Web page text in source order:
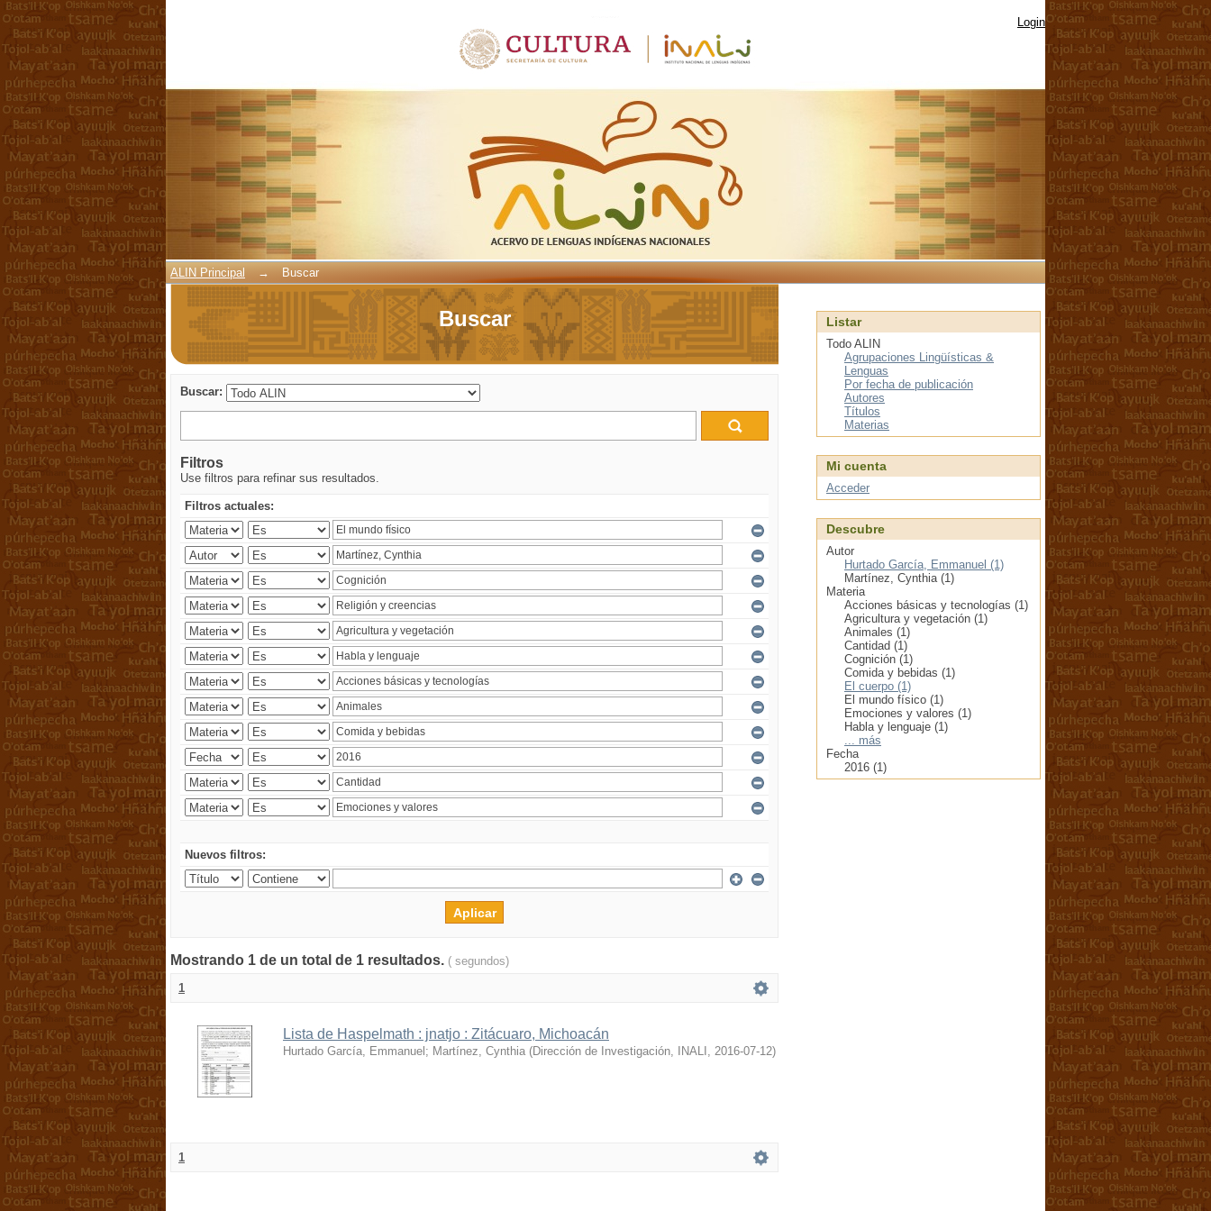
Login
ALIN Principal → Buscar
Buscar
Buscar:
Filtros
Use filtros para refinar sus resultados.
Filtros actuales:
Nuevos filtros:
Mostrando 1 de un total de 1 resultados. ( segundos)
1
Lista de Haspelmath : jnatjo : Zitácuaro, Michoacán
Hurtado García, Emmanuel ; Martínez, Cynthia (Dirección de Investigación, INALI , 2016-07-12)
1
Listar
Todo ALIN
Agrupaciones Lingüísticas &
Lenguas
Por fecha de publicación
Autores
Títulos
Materias
Mi cuenta
Acceder
Descubre
Autor
Hurtado García, Emmanuel (1)
Martínez, Cynthia (1)
Materia
Acciones básicas y tecnologías (1)
Agricultura y vegetación (1)
Animales (1)
Cantidad (1)
Cognición (1)
Comida y bebidas (1)
El cuerpo (1)
El mundo físico (1)
Emociones y valores (1)
Habla y lenguaje (1)
... más
Fecha
2016 (1)